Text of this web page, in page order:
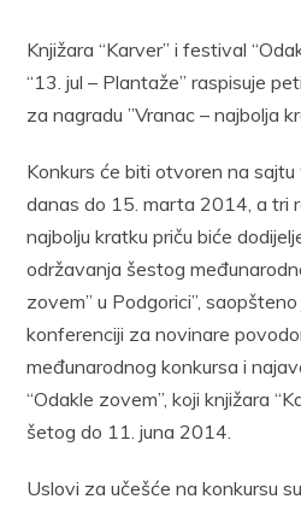
Knjižara “Karver” i festival
“13. jul – Plantaže” raspisuje
za nagradu ”Vranac – najbolja
Konkurs će biti otvoren na
danas do 15. marta 2014, a tri
najbolju kratku priču biće
održavanja šestog
zovem” u Podgorici”,
konferenciji za novinare
međunarodnog konkursa i
“Odakle zovem”, koji knjižara
šetog do 11. juna 2014.
Uslovi za učešće na konkursu